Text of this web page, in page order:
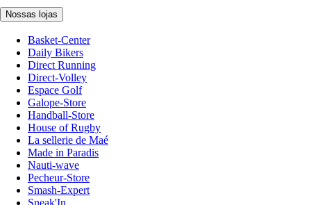
Nossas lojas
Basket-Center
Daily Bikers
Direct Running
Direct-Volley
Espace Golf
Galope-Store
Handball-Store
House of Rugby
La sellerie de Maé
Made in Paradis
Nauti-wave
Pecheur-Store
Smash-Expert